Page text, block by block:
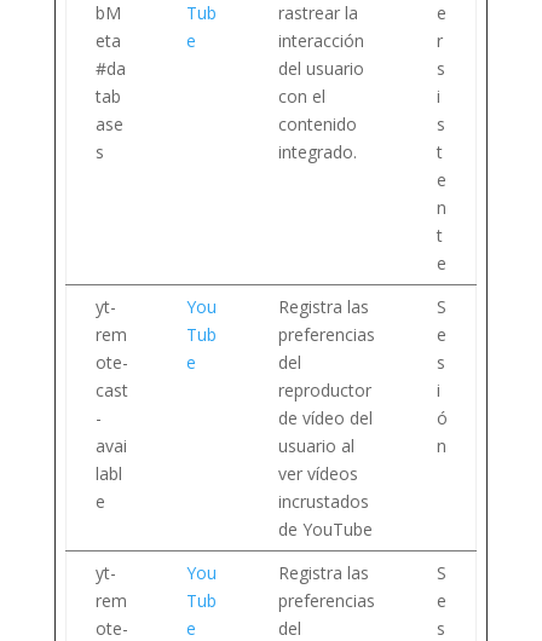
bM
eta
#da
tab
ase
s
Tub
e
rastrear la
interacción
del usuario
con el
contenido
integrado.
e
r
s
i
s
t
e
n
t
e
yt-
rem
ote-
cast
-
avai
labl
e
You
Tub
e
Registra las
preferencias
del
reproductor
de vídeo del
usuario al
ver vídeos
incrustados
de YouTube
S
e
s
i
ó
n
yt-
rem
ote-
You
Tub
e
Registra las
preferencias
del
S
e
s